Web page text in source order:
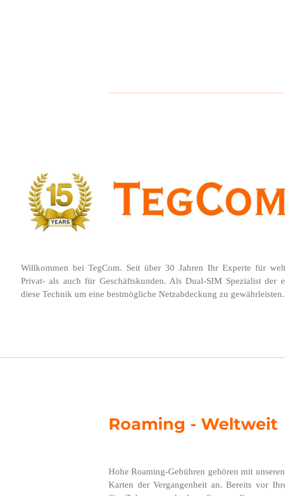
Willkommen bei TegCom. Seit über 30 Jahren Ihr Experte für
Privat- als auch für Geschäftskunden. Als Dual-SIM Spezialist der
diese Technik um eine bestmögliche Netzabdeckung zu gewährleisten.
Roaming - Weltweit
Hohe Roaming-Gebühren gehören mit
Karten der Vergangenheit an. Bereits vor